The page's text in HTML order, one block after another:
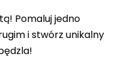
Pomaluj jedno
i stwórz unikalny